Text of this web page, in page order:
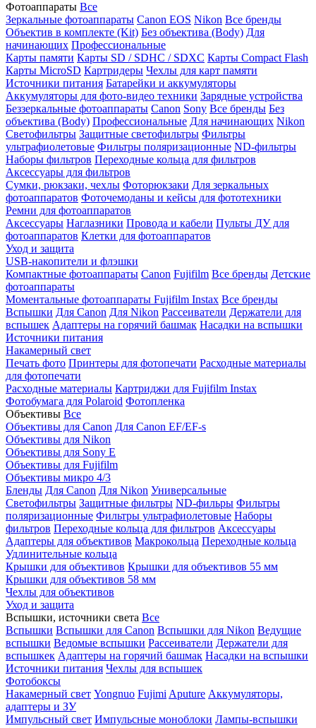
Фотоаппараты Все
Зеркальные фотоаппараты Canon EOS Nikon Все бренды
Объектив в комплекте (Kit) Без объектива (Body) Для
начинающих Профессиональные
Карты памяти Карты SD / SDHC / SDXC Карты Compact Flash
Карты MicroSD Картридеры Чехлы для карт памяти
Источники питания Батарейки и аккумуляторы
Аккумуляторы для фото-видео техники Зарядные устройства
Беззеркальные фотоаппараты Canon Sony Все бренды Без
объектива (Body) Профессиональные Для начинающих Nikon
Светофильтры Защитные светофильтры Фильтры
ультрафиолетовые Фильтры поляризационные ND-фильтры
Наборы фильтров Переходные кольца для фильтров
Аксессуары для фильтров
Сумки, рюкзаки, чехлы Фоторюкзаки Для зеркальных
фотоаппаратов Фоточемоданы и кейсы для фототехники
Ремни для фотоаппаратов
Аксессуары Наглазники Провода и кабели Пульты ДУ для
фотоаппаратов Клетки для фотоаппаратов
Уход и защита
USB-накопители и флэшки
Компактные фотоаппараты Canon Fujifilm Все бренды Детские
фотоаппараты
Моментальные фотоаппараты Fujifilm Instax Все бренды
Вспышки Для Canon Для Nikon Рассеиватели Держатели для
вспышек Адаптеры на горячий башмак Насадки на вспышки
Источники питания
Накамерный свет
Печать фото Принтеры для фотопечати Расходные материалы
для фотопечати
Расходные материалы Картриджи для Fujifilm Instax
Фотобумага для Polaroid Фотопленка
Объективы Все
Объективы для Canon Для Canon EF/EF-s
Объективы для Nikon
Объективы для Sony E
Объективы для Fujifilm
Объективы микро 4/3
Бленды Для Canon Для Nikon Универсальные
Светофильтры Защитные фильтры ND-фильры Фильтры
поляризационные Фильтры ультрафиолетовые Наборы
фильтров Переходные кольца для фильтров Аксессуары
Адаптеры для объективов Макрокольца Переходные кольца
Удлинительные кольца
Крышки для объективов Крышки для объективов 55 мм
Крышки для объективов 58 мм
Чехлы для объективов
Уход и защита
Вспышки, источники света Все
Вспышки Вспышки для Canon Вспышки для Nikon Ведущие
вспышки Ведомые вспышки Рассеиватели Держатели для
вспышкек Адаптеры на горячий башмак Насадки на вспышки
Источники питания Чехлы для вспышек
Фотобоксы
Накамерный свет Yongnuo Fujimi Aputure Аккумуляторы,
адаптеры и ЗУ
Импульсный свет Импульсные моноблоки Лампы-вспышки